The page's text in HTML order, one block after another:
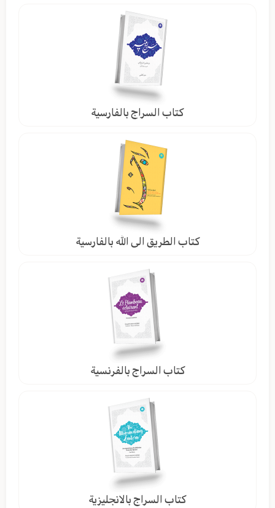
كتاب السراج بالفارسية
كتاب الطريق الى الله بالفارسية
كتاب السراج بالفرنسية
كتاب السراج بالانجليزية